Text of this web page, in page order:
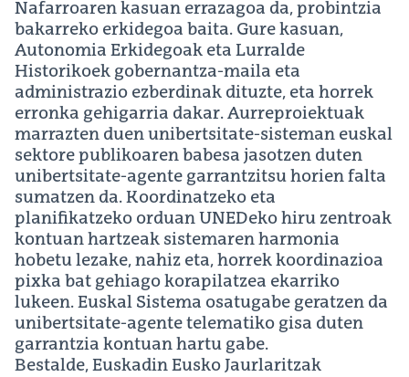
Nafarroaren kasuan errazagoa da, probintzia
bakarreko erkidegoa baita. Gure kasuan,
Autonomia Erkidegoak eta Lurralde
Historikoek gobernantza-maila eta
administrazio ezberdinak dituzte, eta horrek
erronka gehigarria dakar. Aurreproiektuak
marrazten duen unibertsitate-sisteman euskal
sektore publikoaren babesa jasotzen duten
unibertsitate-agente garrantzitsu horien falta
sumatzen da. Koordinatzeko eta
planifikatzeko orduan UNEDeko hiru zentroak
kontuan hartzeak sistemaren harmonia
hobetu lezake, nahiz eta, horrek koordinazioa
pixka bat gehiago korapilatzea ekarriko
lukeen. Euskal Sistema osatugabe geratzen da
unibertsitate-agente telematiko gisa duten
garrantzia kontuan hartu gabe.
Bestalde, Euskadin Eusko Jaurlaritzak